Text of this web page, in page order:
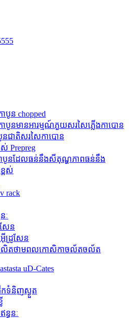
បូន chopped
បូនមានអារម្មណ៍ភួយសរសៃភ្លើងកាបោន
នជាតិសរសៃកាបោន
ស់ Prepreg
ាបូនដែលធន់នឹងសីតុណ្ហភាពធន់នឹង
ពស់
rack
ៈ
ែន
ដ្រូសែន
តថាមពលកោសិកាចល័តចល័ត
uD-Cates
កទំនិញស្ងួត
ន្ធនៈ